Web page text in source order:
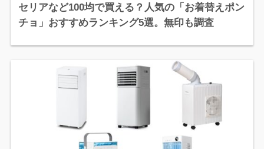
セリアなど100均で買える？人気の「お着替えポン
チョ」おすすめランキング5選。無印も調査